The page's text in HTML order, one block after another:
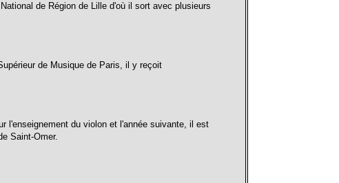
de Région de Lille d'où il sort avec plusieurs
de Musique de Paris, il y reçoit
l'enseignement du violon et l'année suivante, il est
Saint-Omer.